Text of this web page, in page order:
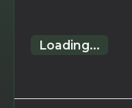
Loading...